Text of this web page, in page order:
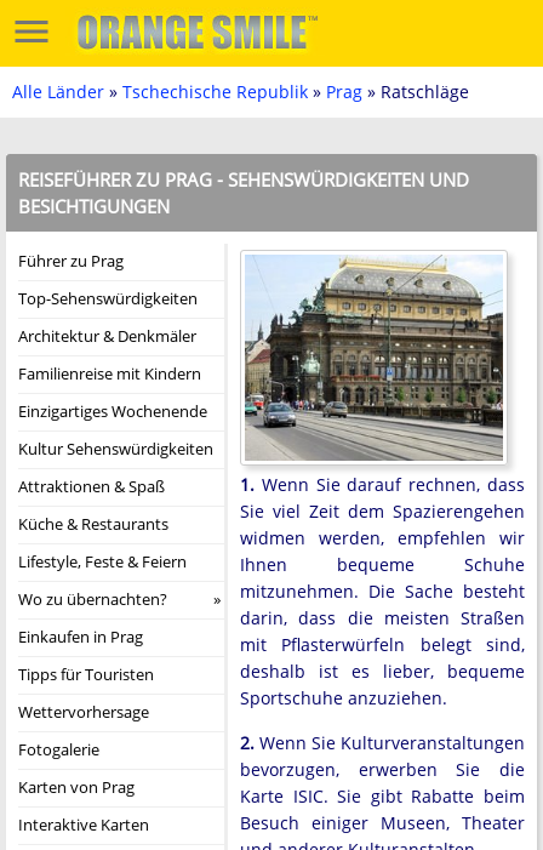
Alle Länder » Tschechische Republik » Prag » Ratschläge
REISEFÜHRER ZU PRAG - SEHENSWÜRDIGKEITEN UND
BESICHTIGUNGEN
Führer zu Prag
Top-Sehenswürdigkeiten
Architektur & Denkmäler
Familienreise mit Kindern
Einzigartiges Wochenende
Kultur Sehenswürdigkeiten
Attraktionen & Spaß
Küche & Restaurants
Lifestyle, Feste & Feiern
Wo zu übernachten?
Einkaufen in Prag
Tipps für Touristen
Wettervorhersage
Fotogalerie
Karten von Prag
Interaktive Karten
1. Wenn Sie darauf rechnen, dass
Sie viel Zeit dem Spazierengehen
widmen werden, empfehlen wir
Ihnen bequeme Schuhe
mitzunehmen. Die Sache besteht
darin, dass die meisten Straßen
mit Pflasterwürfeln belegt sind,
deshalb ist es lieber, bequeme
Sportschuhe anzuziehen.
2. Wenn Sie Kulturveranstaltungen
bevorzugen, erwerben Sie die
Karte ISIC. Sie gibt Rabatte beim
Besuch einiger Museen, Theater